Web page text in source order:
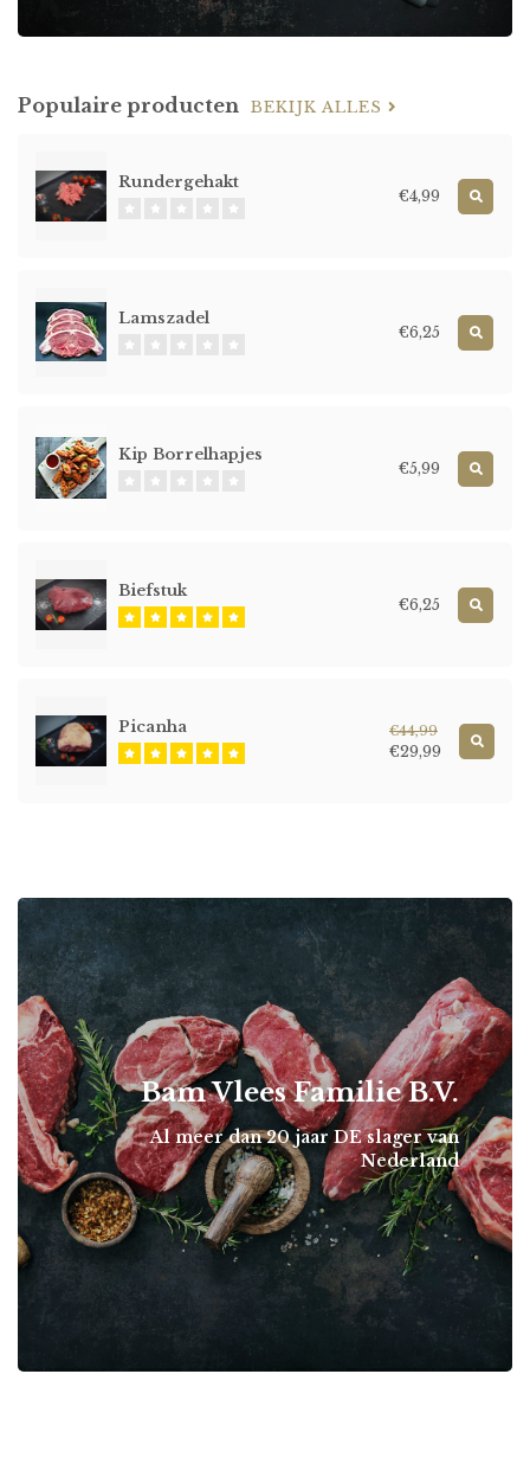
Populaire producten BEKIJK ALLES
Rundergehakt
€4,99
Lamszadel
€6,25
Kip Borrelhapjes
€5,99
Biefstuk
€6,25
Picanha €44,99
€29,99
Bam Vlees Familie B.V.
Al meer dan 20 jaar DE slager van
Nederland